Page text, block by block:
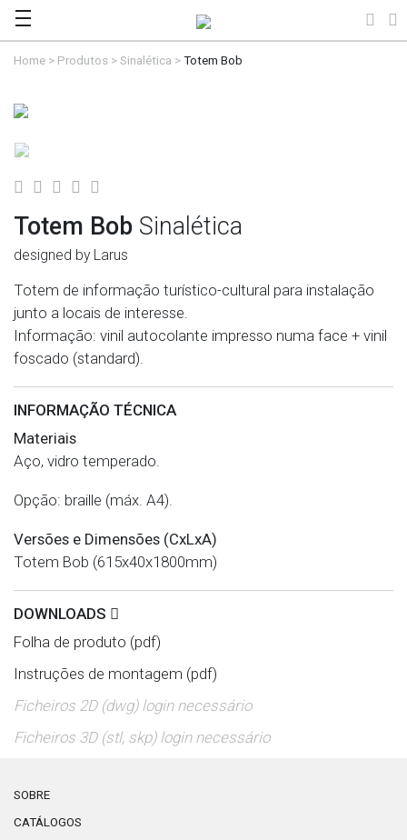
Home > Produtos >Sinalética >Totem Bob
Totem Bob Sinalética
designed by Larus
Totem de informação turístico-cultural para instalação
junto a locais de interesse.
Informação: vinil autocolante impresso numa face + vinil
foscado (standard).
INFORMAÇÃO TÉCNICA
Materiais
Aço, vidro temperado.
Opção: braille (máx. A4).
Versões e Dimensões (CxLxA)
Totem Bob (615x40x1800mm)
DOWNLOADS
Folha de produto (pdf)
Instruções de montagem (pdf)
Ficheiros 2D (dwg) login necessário
Ficheiros 3D (stl, skp) login necessário
SOBRE
CATÁLOGOS